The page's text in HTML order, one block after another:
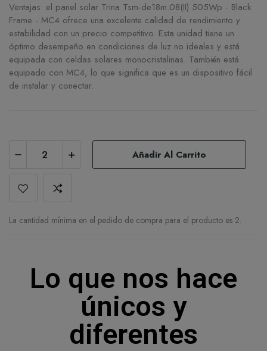
Ventajas: el panel solar Trina Tsm-de18m.08(II) 505Wp - Black
Frame - MC4 ofrece una excelente calidad de rendimiento y
estabilidad con un precio competitivo. Esta unidad tiene un
óptimo desempeño en condiciones de luz no ideales y está
equipada con celdas solares monocristalinas. También está
equipado con MC4, lo que significa que es un dispositivo fácil
de instalar y conectar.
Añadir Al Carrito
La cantidad mínima en el pedido de compra para el producto es 2.
Lo que nos hace
únicos y
diferentes